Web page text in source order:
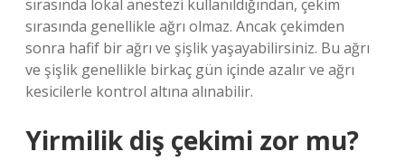
sırasında lokal anestezi kullanıldığından, çekim
sırasında genellikle ağrı olmaz. Ancak çekimden
sonra hafif bir ağrı ve şişlik yaşayabilirsiniz. Bu ağrı
ve şişlik genellikle birkaç gün içinde azalır ve ağrı
kesicilerle kontrol altına alınabilir.
Yirmilik diş çekimi zor mu?